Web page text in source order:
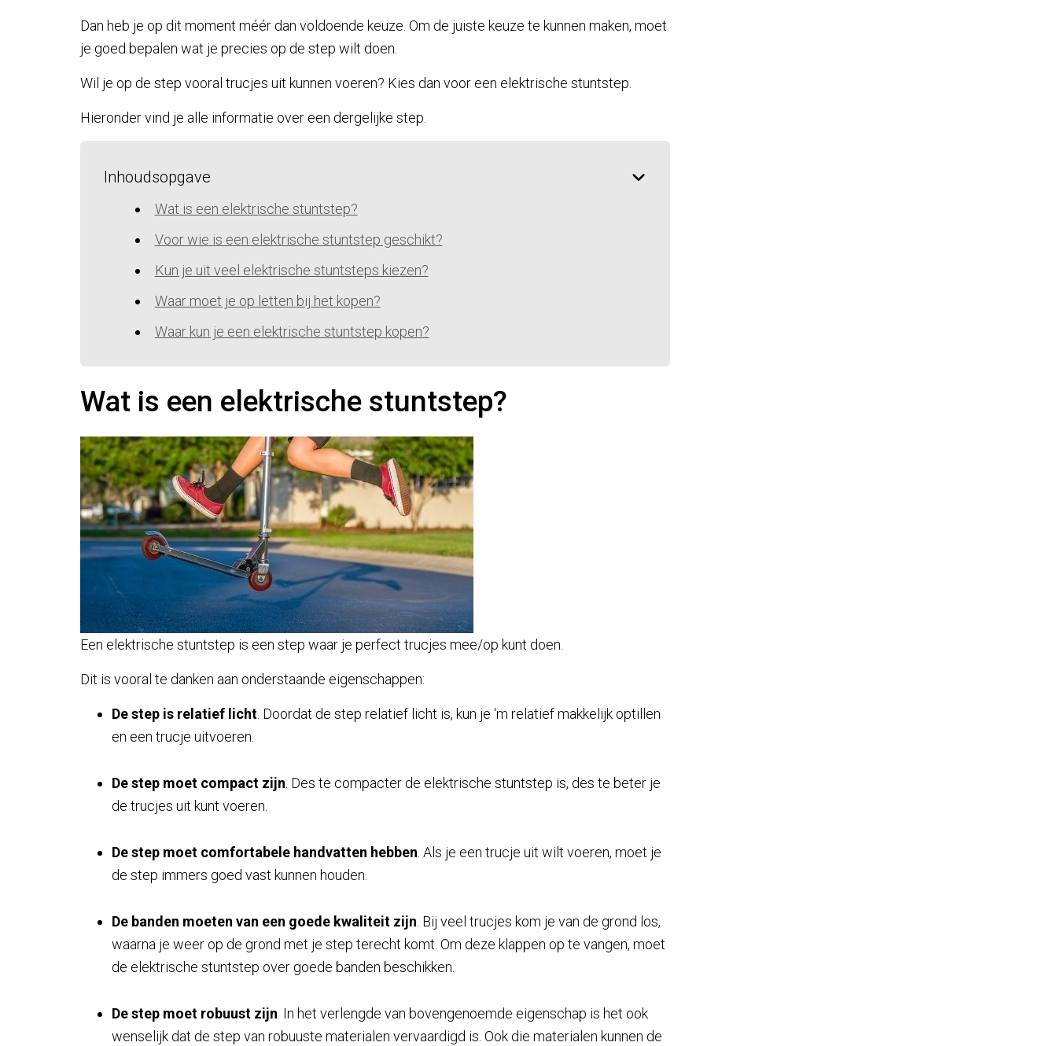
Dan heb je op dit moment méér dan voldoende keuze. Om de juiste keuze te kunnen maken, moet
je goed bepalen wat je precies op de step wilt doen.
Wil je op de step vooral trucjes uit kunnen voeren? Kies dan voor een elektrische stuntstep.
Hieronder vind je alle informatie over een dergelijke step.
Inhoudsopgave
Wat is een elektrische stuntstep?
Voor wie is een elektrische stuntstep geschikt?
Kun je uit veel elektrische stuntsteps kiezen?
Waar moet je op letten bij het kopen?
Waar kun je een elektrische stuntstep kopen?
Wat is een elektrische stuntstep?
Een elektrische stuntstep is een step waar je perfect trucjes mee/op kunt doen.
Dit is vooral te danken aan onderstaande eigenschappen:
De step is relatief licht . Doordat de step relatief licht is, kun je ‘m relatief makkelijk optillen
en een trucje uitvoeren.
De step moet compact zijn . Des te compacter de elektrische stuntstep is, des te beter je
de trucjes uit kunt voeren.
De step moet comfortabele handvatten hebben . Als je een trucje uit wilt voeren, moet je
de step immers goed vast kunnen houden.
De banden moeten van een goede kwaliteit zijn . Bij veel trucjes kom je van de grond los,
waarna je weer op de grond met je step terecht komt. Om deze klappen op te vangen, moet
de elektrische stuntstep over goede banden beschikken.
De step moet robuust zijn . In het verlengde van bovengenoemde eigenschap is het ook
wenselijk dat de step van robuuste materialen vervaardigd is. Ook die materialen kunnen de